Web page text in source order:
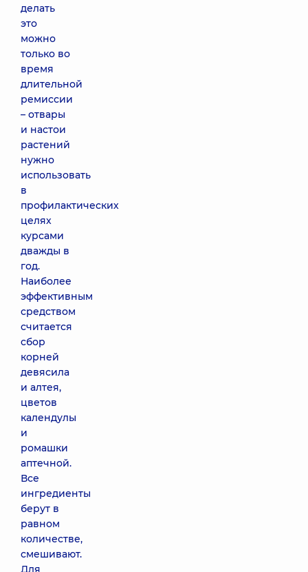
делать
это
можно
только во
время
длительной
ремиссии
– отвары
и настои
растений
нужно
использовать
в
профилактических
целях
курсами
дважды в
год.
Наиболее
эффективным
средством
считается
сбор
корней
девясила
и алтея,
цветов
календулы
и
ромашки
аптечной.
Все
ингредиенты
берут в
равном
количестве,
смешивают.
Для